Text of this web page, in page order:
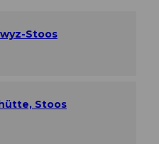
Stoos
Stoos